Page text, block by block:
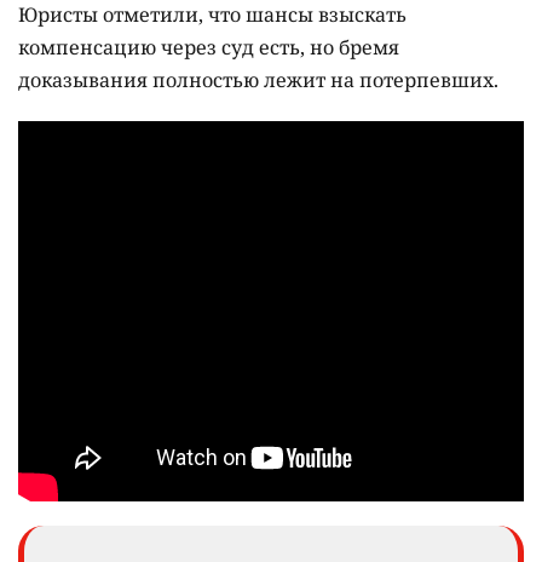
Юристы отметили, что шансы взыскать
компенсацию через суд есть, но бремя
доказывания полностью лежит на потерпевших.